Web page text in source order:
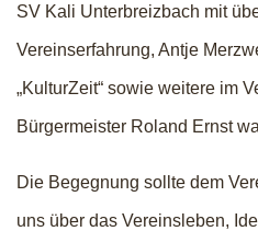
SV Kali Unterbreizbach mit
Vereinserfahrung, Antje
„KulturZeit“ sowie weitere im
Bürgermeister Roland Ernst
Die Begegnung sollte dem
uns über das Vereinsleben,